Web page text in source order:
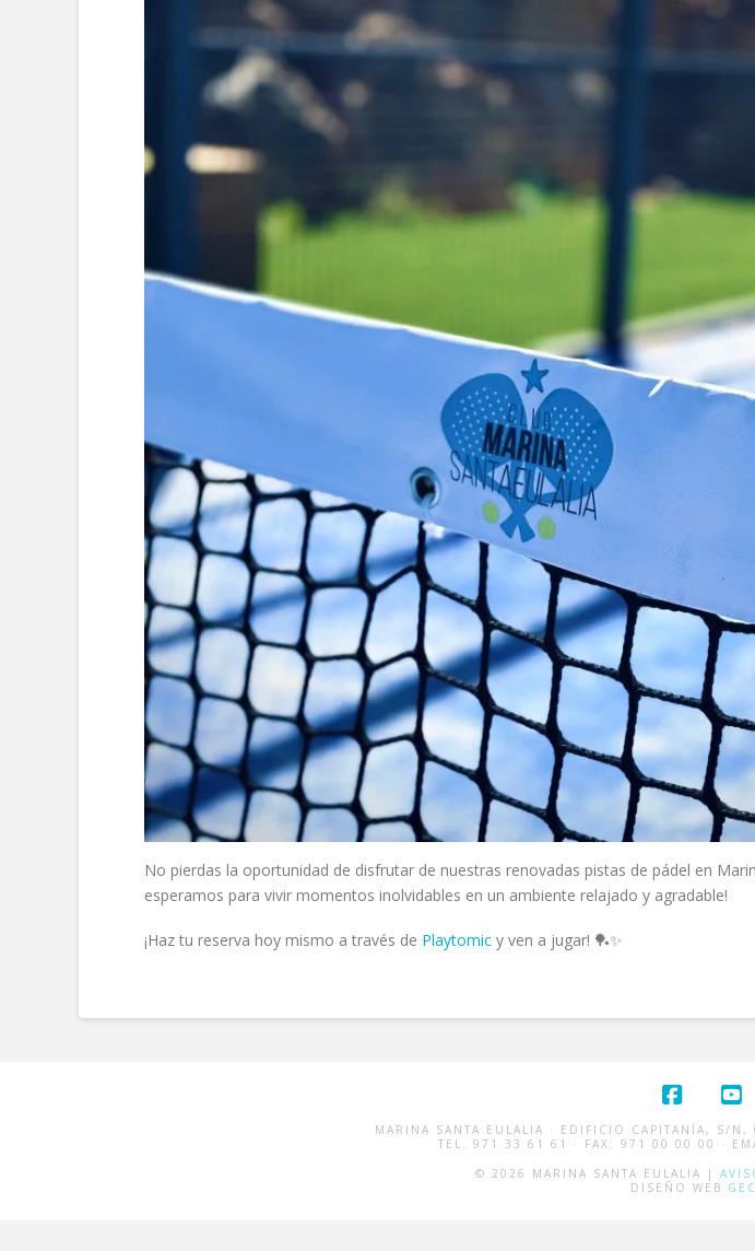
No pierdas la oportunidad de disfrutar de nuestras renovadas pistas de pádel en
esperamos para vivir momentos inolvidables en un ambiente relajado y agradable!
¡Haz tu reserva hoy mismo a través de Playtomic y ven a jugar! 🏓✨
MARINA SANTA EULALIA · EDIFICIO CAPITANÍA, S/
TEL. 971 33 61 61 · FAX: 971 00 00 00 ·
© 2026 MARINA SANTA EULALIA |
DISEÑO WEB